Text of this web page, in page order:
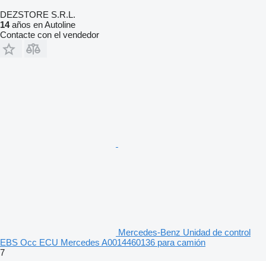
DEZSTORE S.R.L.
14años en Autoline
Contacte con el vendedor
Mercedes-Benz Unidad de control
EBS Occ ECU Mercedes A0014460136 para camión
7